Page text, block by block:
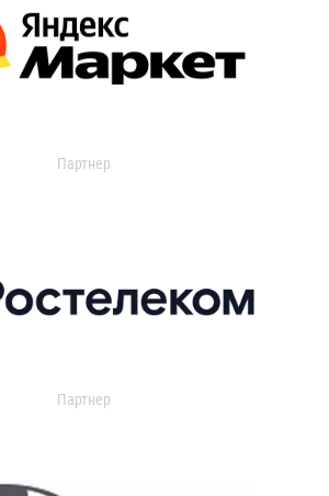
Партнер
Партнер